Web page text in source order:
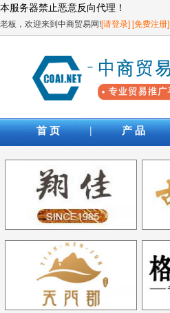
本服务器禁止恶意反向代理！
老板，欢迎来到中商贸易网![请登录][免费注册]
首 页 | 产 品